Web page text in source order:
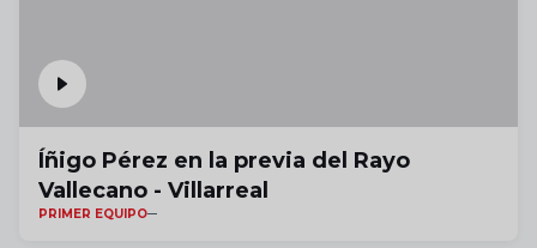
Íñigo Pérez en la previa del Rayo
Vallecano - Villarreal
PRIMER EQUIPO